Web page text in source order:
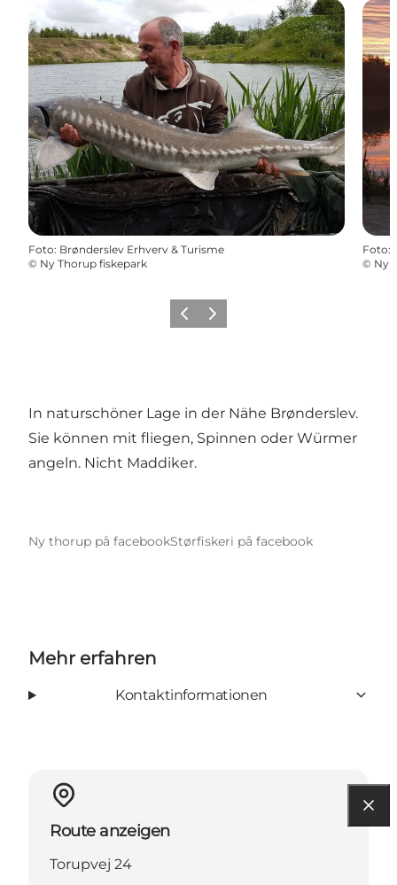
Foto: Brønderslev Erhverv & Turisme
© Ny Thorup fiskepark
Foto:
© Ny
ZurückWeiter
In naturschöner Lage in der Nähe Brønderslev.
Sie können mit fliegen, Spinnen oder Würmer
angeln. Nicht Maddiker.
Ny thorup på facebookStørfiskeri på facebook
Mehr erfahren
Kontaktinformationen
Route anzeigen
Torupvej 24